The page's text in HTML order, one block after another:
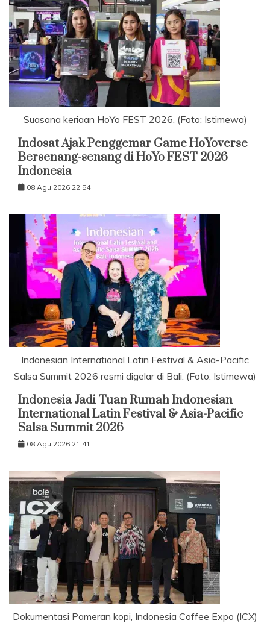
Suasana keriaan HoYo FEST 2026. (Foto: Istimewa)
Indosat Ajak Penggemar Game HoYoverse
Bersenang-senang di HoYo FEST 2026
Indonesia
08 Agu 2026 22:54
Indonesian International Latin Festival & Asia-Pacific
Salsa Summit 2026 resmi digelar di Bali. (Foto: Istimewa)
Indonesia Jadi Tuan Rumah Indonesian
International Latin Festival & Asia-Pacific
Salsa Summit 2026
08 Agu 2026 21:41
Dokumentasi Pameran kopi, Indonesia Coffee Expo (ICX)